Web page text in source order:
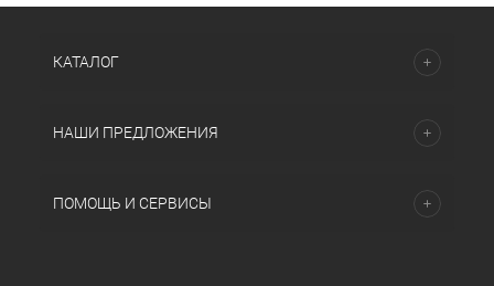
КАТАЛОГ
НАШИ ПРЕДЛОЖЕНИЯ
ПОМОЩЬ И СЕРВИСЫ